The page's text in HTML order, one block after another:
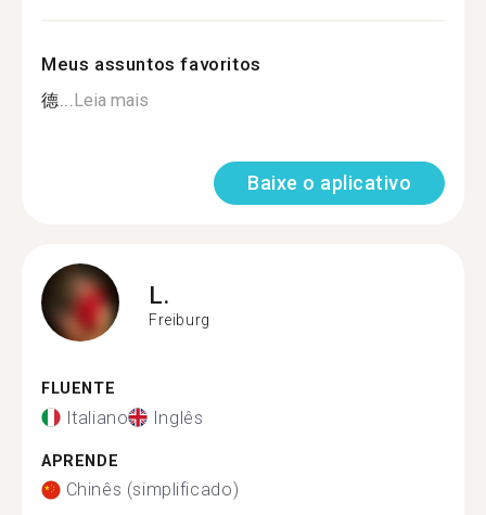
Meus assuntos favoritos
德...Leia mais
Baixe o aplicativo
L.
Freiburg
FLUENTE
Italiano Inglês
APRENDE
Chinês (simplificado)